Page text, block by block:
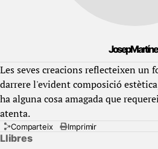
Josep
Les seves creacions reflecteixen
darrere l'evident composició
ha alguna cosa amagada que
atenta.
Comparteix Imprimir
Llibres